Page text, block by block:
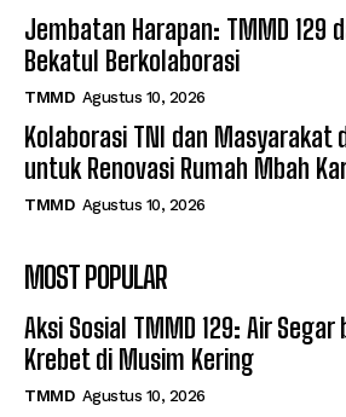
Jembatan Harapan: TMMD 129
Bekatul Berkolaborasi
TMMD Agustus 10, 2026
Kolaborasi TNI dan Masyarakat
untuk Renovasi Rumah Mbah
TMMD Agustus 10, 2026
MOST POPULAR
Aksi Sosial TMMD 129: Air
Krebet di Musim Kering
TMMD Agustus 10, 2026